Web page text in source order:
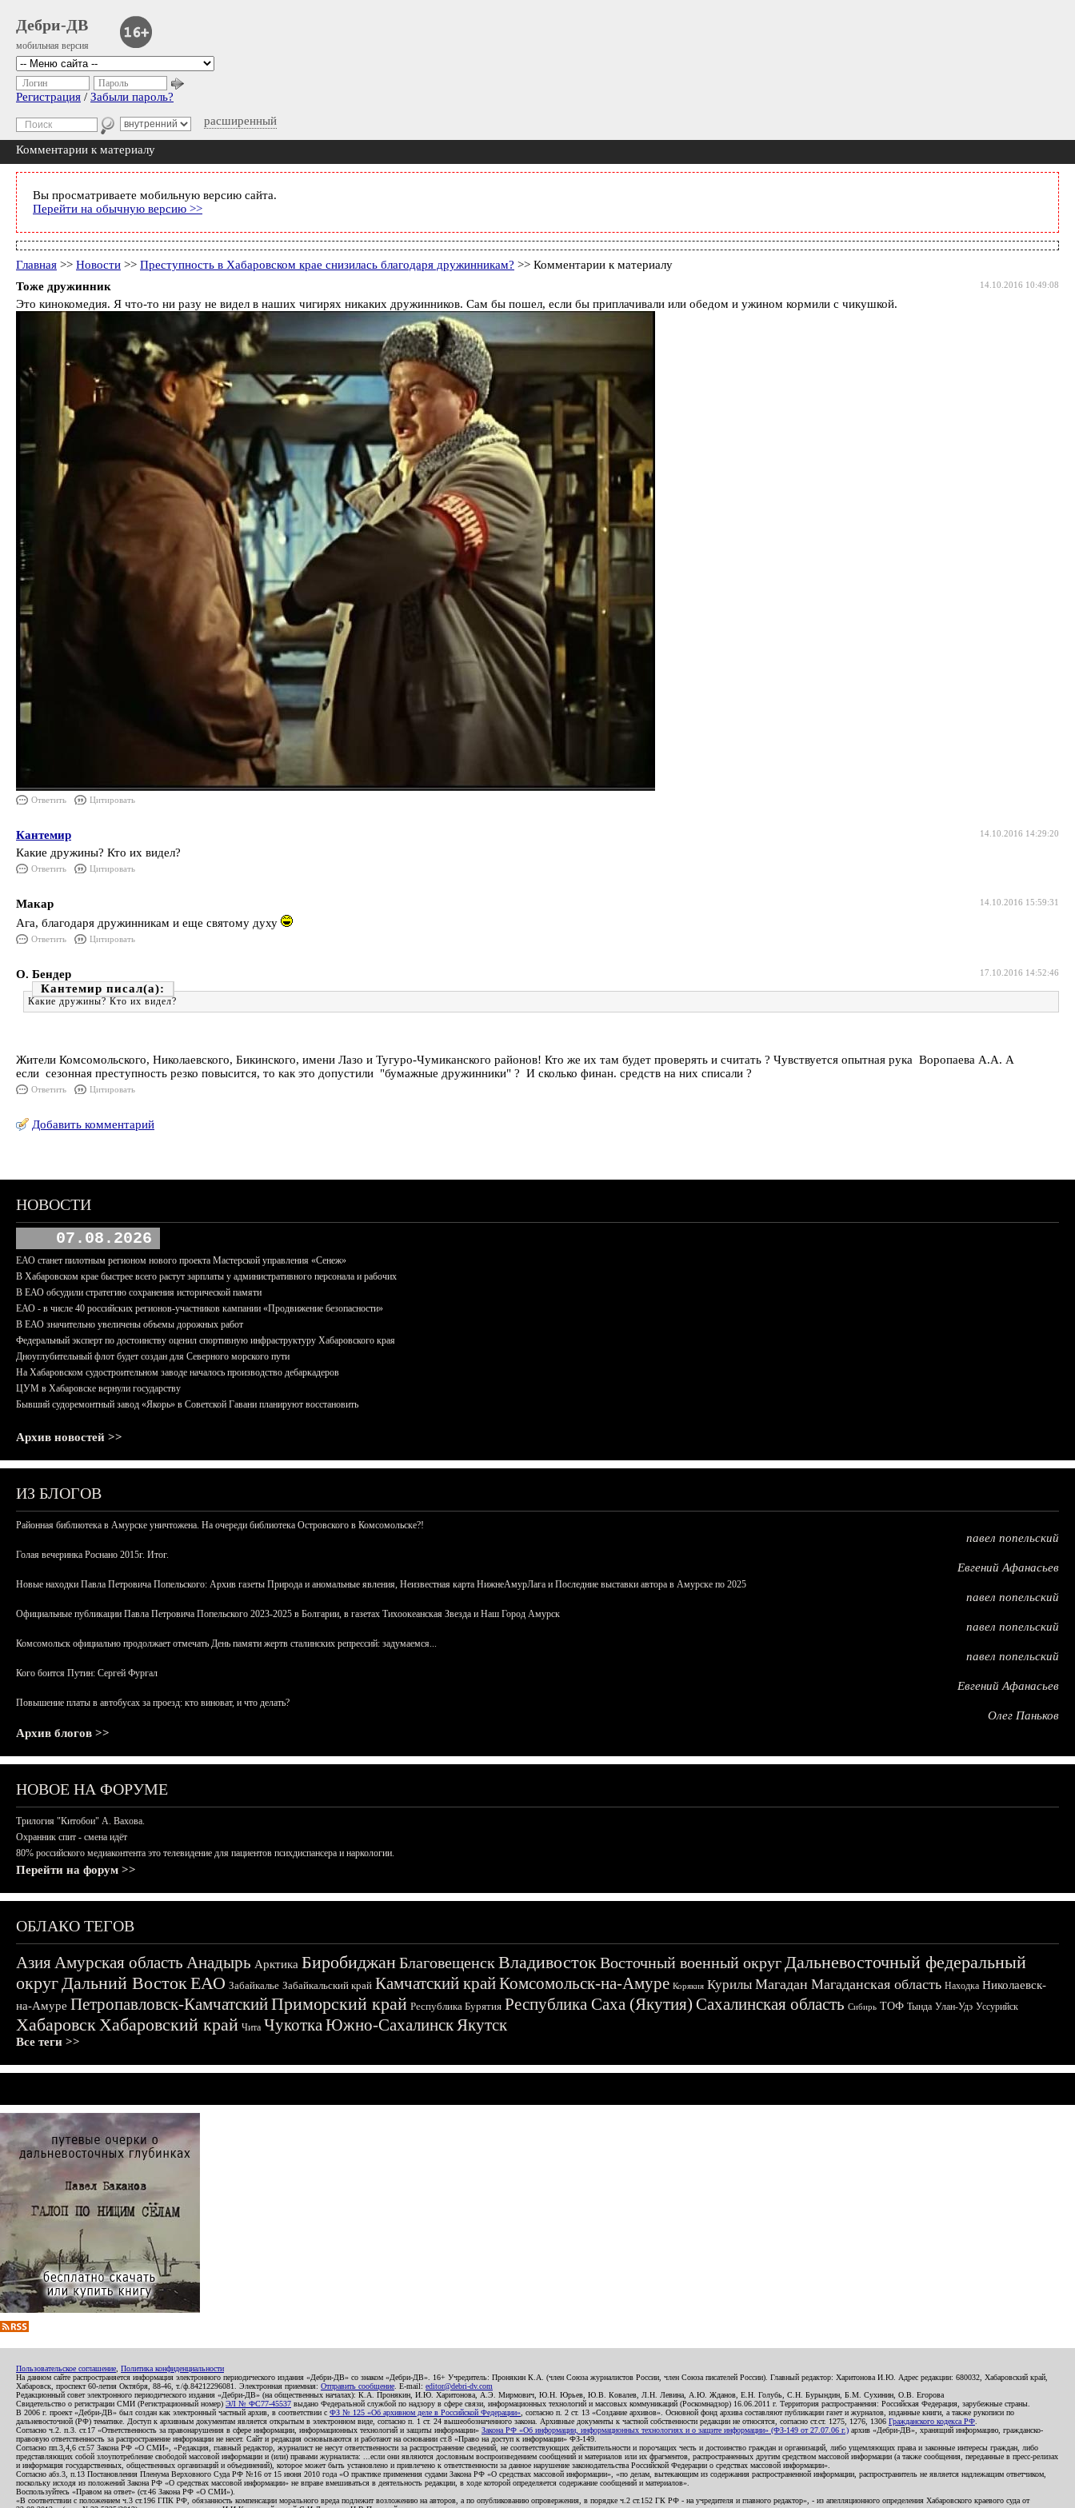
Дебри-ДВ
мобильная версия
расширенный
Логин Пароль
Регистрация / Забыли пароль?
Комментарии к материалу
Вы просматриваете мобильную версию сайта.
Перейти на обычную версию >>
Главная >> Новости >> Преступность в Хабаровском крае снизилась благодаря дружинникам? >> Комментарии к материалу
14.10.2016 10:49:08
Тоже дружинник
Это кинокомедия. Я что-то ни разу не видел в наших чигирях никаких дружинников. Сам бы пошел, если бы приплачивали или обедом и ужином кормили с чикушкой.
Ответить Цитировать
14.10.2016 14:29:20
Кантемир
Какие дружины? Кто их видел?
Ответить Цитировать
14.10.2016 15:59:31
Макар
Ага, благодаря дружинникам и еще святому духу
Ответить Цитировать
17.10.2016 14:52:46
О. Бендер
Кантемир
Какие дружины? Кто их видел?
Жители Комсомольского, Николаевского, Бикинского, имени Лазо и Тугуро-Чумиканского районов! Кто же их там будет проверять и считать ? Чувствуется опытная рука Воропаева А.А. А
если сезонная преступность резко повысится, то как это допустили "бумажные дружинники" ? И сколько финан. средств на них списали ?
Ответить Цитировать
Добавить комментарий
НОВОСТИ
07.08.2026
ЕАО станет пилотным регионом нового проекта Мастерской управления «Сенеж»
В Хабаровском крае быстрее всего растут зарплаты у административного персонала и рабочих
В ЕАО обсудили стратегию сохранения исторической памяти
ЕАО - в числе 40 российских регионов-участников кампании «Продвижение безопасности»
В ЕАО значительно увеличены объемы дорожных работ
Федеральный эксперт по достоинству оценил спортивную инфраструктуру Хабаровского края
Дноуглубительный флот будет создан для Северного морского пути
На Хабаровском судостроительном заводе началось производство дебаркадеров
ЦУМ в Хабаровске вернули государству
Бывший судоремонтный завод «Якорь» в Советской Гавани планируют восстановить
Архив новостей >>
ИЗ БЛОГОВ
Районная библиотека в Амурске уничтожена. На очереди библиотека Островского в Комсомольске?!
павел попельский
Голая вечеринка Роснано 2015г. Итог.
Евгений Афанасьев
Новые находки Павла Петровича Попельского: Архив газеты Природа и аномальные явления, Неизвестная карта НижнеАмурЛага и Последние выставки автора в Амурске по 2025
павел попельский
Официальные публикации Павла Петровича Попельского 2023-2025 в Болгарии, в газетах Тихоокеанская Звезда и Наш Город Амурск
павел попельский
Комсомольск официально продолжает отмечать День памяти жертв сталинских репрессий: задумаемся...
павел попельский
Кого боится Путин: Сергей Фургал
Евгений Афанасьев
Повышение платы в автобусах за проезд: кто виноват, и что делать?
Олег Паньков
Архив блогов >>
НОВОЕ НА ФОРУМЕ
Трилогия "Китобои" А. Вахова.
Охранник спит - смена идёт
80% российского медиаконтента это телевидение для пациентов психдиспансера и наркологии.
Перейти на форум >>
ОБЛАКО ТЕГОВ
АзияАмурская область Анадырь Арктика БиробиджанБлаговещенскВладивостокВосточный военный округДальневосточный федеральный
округДальний ВостокЕАО Забайкалье Забайкальский край Камчатский крайКомсомольск-на-Амуре Корякия Курилы Магадан Магаданская область Находка Николаевск-
на-Амуре Петропавловск-КамчатскийПриморский край Республика Бурятия Республика Саха (Якутия) Сахалинская область Сибирь ТОФ Тында Улан-Удэ Уссурийск
ХабаровскХабаровский край Чита ЧукоткаЮжно-СахалинскЯкутск
Все теги >>
Пользовательское соглашение Политика конфиденциальности
На данном сайте распространяется информация электронного периодического издания «Дебри-ДВ» со знаком «Дебри-ДВ». 16+ Учредитель: Пронякин К.А. (член Союза журналистов России, член Союза писателей России). Главный редактор: Харитонова И.Ю. Адрес редакции: 680032, Хабаровский край,
Хабаровск, проспект 60-летия Октября, 88-46, т./ф.84212296081. Электронная приемная: Отправить сообщение . E-mail: editor@debri-dv.com
Редакционный совет электронного периодического издания «Дебри-ДВ» (на общественных началах): К.А. Пронякин, И.Ю. Харитонова, А.Э. Мирмович, Ю.Н. Юрьев, Ю.В. Ковалев, Л.Н. Левина, А.Ю. Жданов, Е.Н. Голубь, С.Н. Бурындин, Б.М. Сухинин, О.В. Егорова
Свидетельство о регистрации СМИ (Регистрационный номер) ЭЛ № ФС77-45537 выдано Федеральной службой по надзору в сфере связи, информационных технологий и массовых коммуникаций (Роскомнадзор) 16.06.2011 г. Территория распространения: Российская Федерация, зарубежные страны.
В 2006 г. проект «Дебри-ДВ» был создан как электронный частный архив, в соответствии с ФЗ № 125 «Об архивном деле в Российской Федерации» , согласно п. 2 ст. 13 «Создание архивов». Основной фонд архива составляют публикации газет и журналов, изданные книги, а также рукописи по
дальневосточной (РФ) тематике. Доступ к архивным документам является открытым в электронном виде, согласно п. 1 ст. 24 вышеобозначенного закона. Архивные документы к частной собственности редакции не относятся, согласно ст.ст. 1275, 1276, 1306 Гражданского кодекса РФ
Согласно ч.2. п.3. ст.17 «Ответственность за правонарушения в сфере информации, информационных технологий и защиты информации» Закона РФ «Об информации, информационных технологиях и о защите информации» (ФЗ-149 от 27.07.06 г.) архив «Дебри-ДВ», хранящий информацию, гражданско-
правовую ответственность за распространение информации не несет. Сайт и редакция основываются и работают на основании ст.8 «Право на доступ к информации» ФЗ-149.
Согласно пп.3,4,6 ст.57 Закона РФ «О СМИ», «Редакция, главный редактор, журналист не несут ответственности за распространение сведений, не соответствующих действительности и порочащих честь и достоинство граждан и организаций, либо ущемляющих права и законные интересы граждан, либо
представляющих собой злоупотребление свободой массовой информации и (или) правами журналиста: ...если они являются дословным воспроизведением сообщений и материалов или их фрагментов, распространенных другим средством массовой информации (а также сообщения, переданные в пресс-релизах
и информация государственных, общественных организаций и объединений), которое может быть установлено и привлечено к ответственности за данное нарушение законодательства Российской Федерации о средствах массовой информации».
Согласно абз.3, п.13 Постановления Пленума Верховного Суда РФ №16 от 15 июня 2010 года «О практике применения судами Закона РФ «О средствах массовой информации», «по делам, вытекающим из содержания распространенной информации, распространитель не является надлежащим ответчиком,
поскольку исходя из положений Закона РФ «О средствах массовой информации» не вправе вмешиваться в деятельность редакции, в ходе которой определяется содержание сообщений и материалов».
Воспользуйтесь «Правом на ответ» (ст.46 Закона РФ «О СМИ»).
«В соответствии с положением ч.3 ст.196 ГПК РФ, обязанность компенсации морального вреда подлежит возложению на авторов, а по опубликованию опровержения, в порядке ч.2 ст.152 ГК РФ - на учредителя и главного редактор», - из апелляционного определения Хабаровского краевого суда от